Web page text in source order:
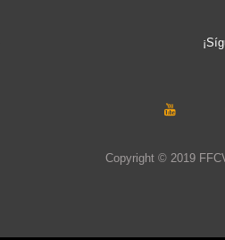
Copyright © 2019